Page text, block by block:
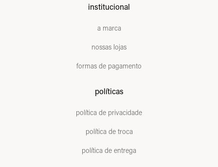
institucional
a marca
nossas lojas
formas de pagamento
políticas
política de privacidade
política de troca
política de entrega